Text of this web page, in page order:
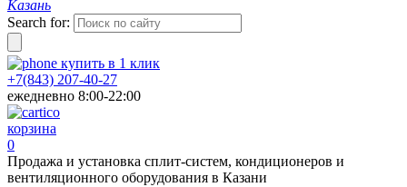
Казань
Search for:
купить в 1 клик
+7(843) 207-40-27
ежедневно 8:00-22:00
корзина
0
Продажа и установка сплит-систем, кондиционеров и
вентиляционного оборудования в Казани